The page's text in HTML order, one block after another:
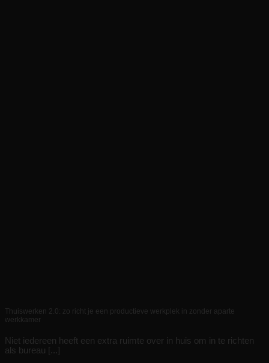
Thuiswerken 2.0: zo richt je een productieve werkplek in zonder aparte
werkkamer
Niet iedereen heeft een extra ruimte over in huis om in te richten
als bureau [...]